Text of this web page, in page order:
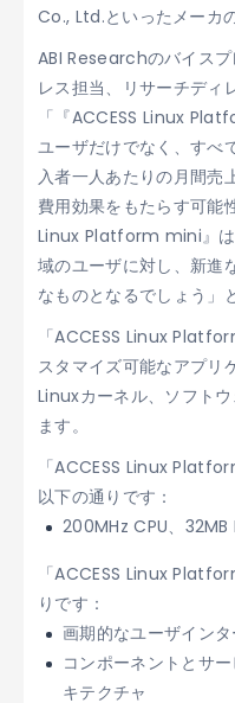
Co., Ltd.といったメーカ
ABI Researchのバイス
レス担当、リサーチディ
「『ACCESS Linux
ユーザだけでなく、すべ
入者一人あたりの月間売
費用効果をもたらす可能
Linux Platform mini』は
域のユーザに対し、新進
なものとなるでしょう」
「ACCESS Linux
スタマイズ可能なアプリ
Linuxカーネル、ソフト
ます。
「ACCESS Linux
以下の通りです：
200MHz CPU、32MB
「ACCESS Linux
りです：
画期的なユーザイン
コンポーネントとサ
キテクチャ